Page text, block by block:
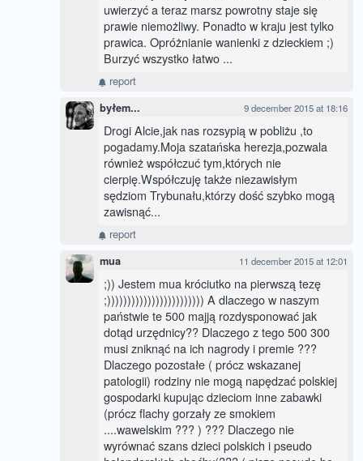
uwierzyć a teraz marsz powrotny staje się
prawie niemożliwy. Ponadto w kraju jest tylko
prawica. Opróżnianie wanienki z dzieckiem ;)
Burzyć wszystko łatwo ...
report
byłem... 9 december 2015 at 18:16
Drogi Alcie,jak nas rozsypią w pobliżu ,to
pogadamy.Moja szatańska herezja,pozwala
również współczuć tym,których nie
cierpię.Współczuję także niezawisłym
sędziom Trybunału,którzy dość szybko mogą
zawisnąć...
report
mua 11 december 2015 at 12:01
;)) Jestem mua króciutko na pierwszą tezę
;)))))))))))))))))))))))) A dlaczego w naszym
państwie te 500 majją rozdysponować jak
dotąd urzędnicy?? Dlaczego z tego 500 300
musi zniknąć na ich nagrody i premie ???
Dlaczego pozostałe ( prócz wskazanej
patologii) rodziny nie mogą napędzać polskiej
gospodarki kupując dzieciom inne zabawki
(prócz flachy gorzały ze smokiem
....wawelskim ??? ) ??? Dlaczego nie
wyrównać szans dzieci polskich i pseudo